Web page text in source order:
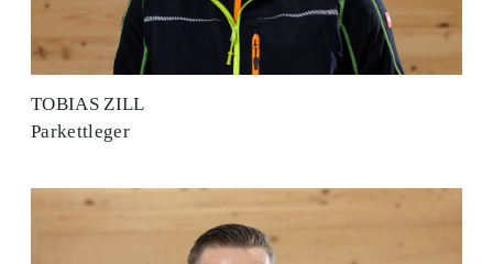
TOBIAS ZILL
Parkettleger